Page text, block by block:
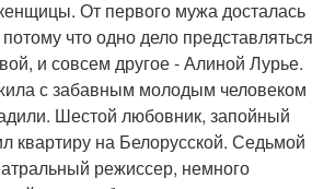
От первого мужа досталась
что одно дело представляться
и совсем другое - Алиной Лурье.
с забавным молодым человеком
Шестой любовник, запойный
квартиру на Белорусской. Седьмой
режиссер, немного